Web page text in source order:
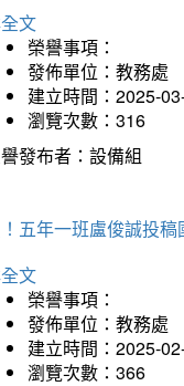
文
榮譽事項：
發佈單位：教務處
建立時間：2025-
瀏覽次數：316
發布者：設備組
五年一班盧俊誠投
文
榮譽事項：
發佈單位：教務處
建立時間：2025-
瀏覽次數：366